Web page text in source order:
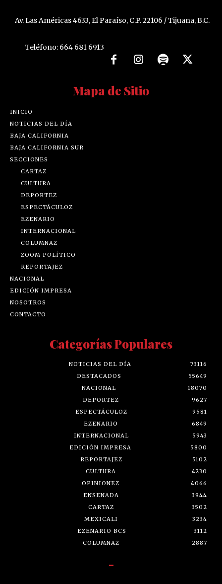
Av. Las Américas 4633, El Paraíso, C.P. 22106 / Tijuana, B.C.
Teléfono: 664 681 6913
Mapa de Sitio
INICIO
NOTICIAS DEL DÍA
BAJA CALIFORNIA
BAJA CALIFORNIA SUR
SECCIONES
CARTAZ
CULTURA
DEPORTEZ
ESPECTÁCULOZ
EZENARIO
INTERNACIONAL
COLUMNAZ
ZOOM POLÍTICO
REPORTAJEZ
NACIONAL
EDICIÓN IMPRESA
NOSOTROS
CONTACTO
Categorías Populares
NOTICIAS DEL DÍA
73116
DESTACADOS
55649
NACIONAL
18070
DEPORTEZ
9627
ESPECTÁCULOZ
9581
EZENARIO
6849
INTERNACIONAL
5943
EDICIÓN IMPRESA
5800
REPORTAJEZ
5102
CULTURA
4230
OPINIONEZ
4066
ENSENADA
3944
CARTAZ
3502
MEXICALI
3234
EZENARIO BCS
3112
COLUMNAZ
2887
-